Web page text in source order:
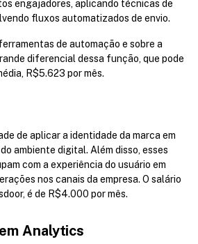
engajadores, aplicando técnicas de
fluxos automatizados de envio.
de automação e sobre a
diferencial dessa função, que pode
R$5.623 por mês.
de aplicar a identidade da marca em
ambiente digital. Além disso, esses
com a experiência do usuário em
nos canais da empresa. O salário
é de R$4.000 por mês.
Analytics